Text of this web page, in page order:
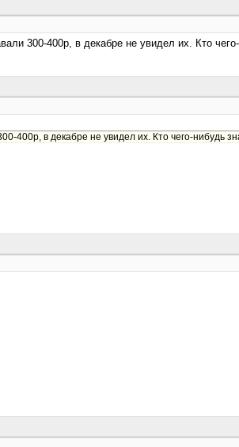
300-400р, в декабре не увидел их. Кто
400р, в декабре не увидел их. Кто чего-нибудь